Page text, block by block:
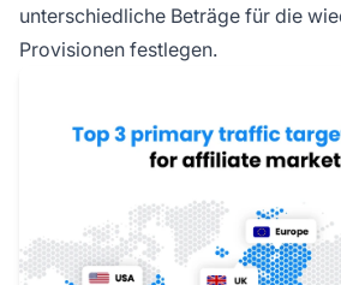
unterschiedliche Beträge für die
Provisionen festlegen.